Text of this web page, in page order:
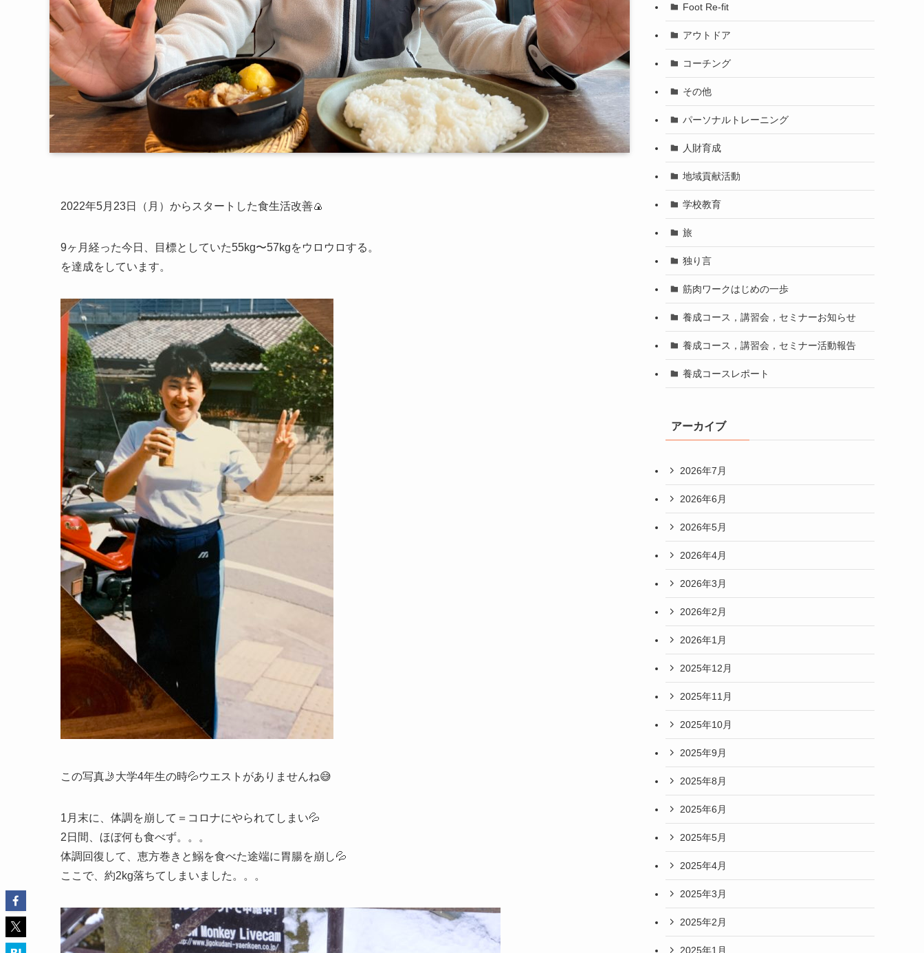
2022年5月23日（月）からスタートした食生活改善🍙
9ヶ月経った今日、目標としていた55kg〜57kgをウロウロする。
を達成をしています。
この写真🤳大学4年生の時💦ウエストがありませんね😅
1月末に、体調を崩して＝コロナにやられてしまい💦
2日間、ほぼ何も食べず。。。
体調回復して、恵方巻きと鰯を食べた途端に胃腸を崩し💦
ここで、約2kg落ちてしまいました。。。
Foot Re-fit
アウトドア
コーチング
その他
パーソナルトレーニング
人財育成
地域貢献活動
学校教育
旅
独り言
筋肉ワークはじめの一歩
養成コース，講習会，セミナーお知らせ
養成コース，講習会，セミナー活動報告
養成コースレポート
アーカイブ
2026年7月
2026年6月
2026年5月
2026年4月
2026年3月
2026年2月
2026年1月
2025年12月
2025年11月
2025年10月
2025年9月
2025年8月
2025年6月
2025年5月
2025年4月
2025年3月
2025年2月
2025年1月